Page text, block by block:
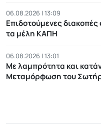
06.08.2026 | 13:09
Επιδοτούμενες
τα μέλη ΚΑΠΗ
06.08.2026 | 13:01
Με λαμπρότητα και
Μεταμόρφωση του